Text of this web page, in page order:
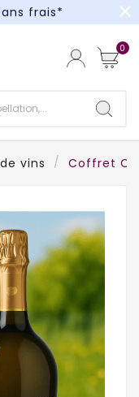
frais*
frais*
close
0
vins Coffret